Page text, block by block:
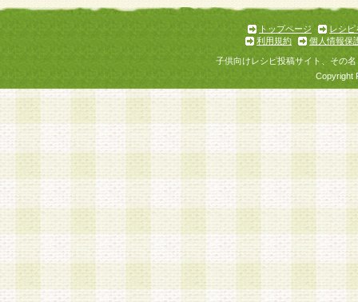
トップページ
レシピ
利用規約
個人情報保
子供向けレシピ投稿サイト、その
Copyright